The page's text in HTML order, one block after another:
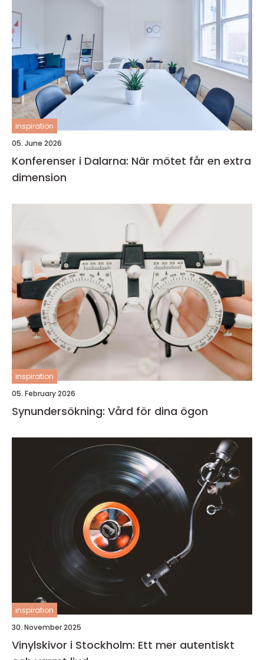
inspiration
05. June 2026
Konferenser i Dalarna: När mötet får en extra
dimension
inspiration
05. February 2026
Synundersökning: Vård för dina ögon
inspiration
30. November 2025
Vinylskivor i Stockholm: Ett mer autentiskt